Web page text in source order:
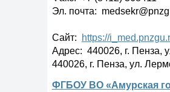
Эл. почта:
Сайт: https://
Адрес: 440026, г. Пенза,
440026, г. Пенза, ул.
ФГБОУ ВО «Амурская